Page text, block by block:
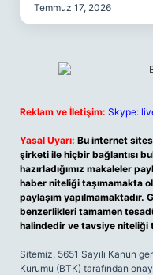
Temmuz 17, 2026
Reklam ve İletişim: Skype:
Yasal Uyarı: Bu internet
şirketi ile hiçbir bağlantısı
hazırladığımız makaleler
haber niteliği taşımamakta
paylaşım yapılmamaktadır.
benzerlikleri tamamen
halindedir ve tavsiye niteliği
Sitemiz, 5651 Sayılı Kanun
Kurumu (BTK) tarafından